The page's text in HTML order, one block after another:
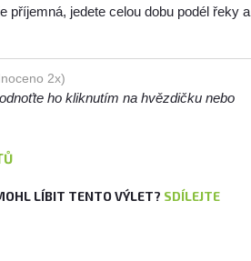
příjemná, jedete celou dobu podél řeky a
2x)
ho kliknutím na hvězdičku nebo
LÍBIT TENTO VÝLET? SDÍLEJTE